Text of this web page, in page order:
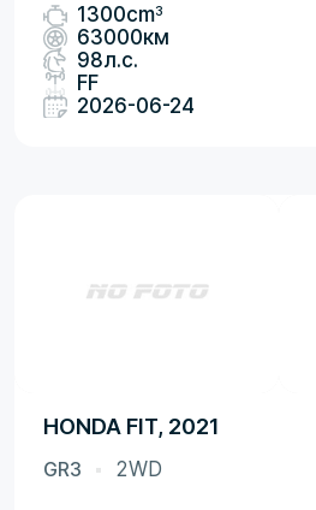
1300cm3
63000км
98л.с.
FF
2026-06-24
HONDA FIT, 2021
GR3 2WD